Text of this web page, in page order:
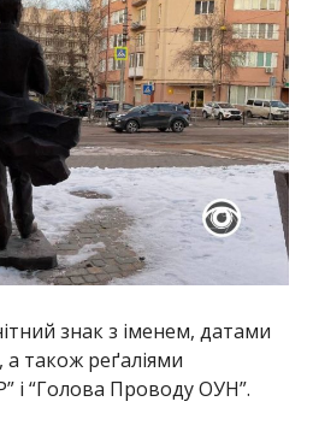
знак з іменем, датами
також реґаліями
і “Голова Проводу ОУН”.